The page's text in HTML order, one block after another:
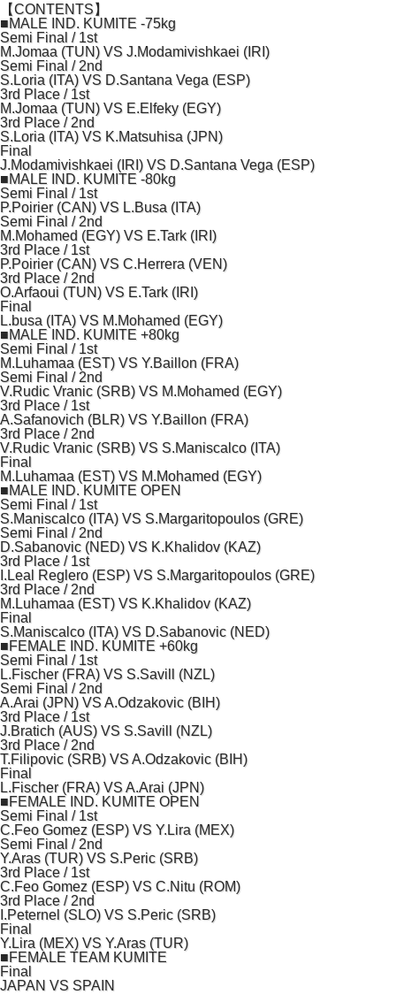
【CONTENTS】
■MALE IND. KUMITE -75kg
Semi Final / 1st
M.Jomaa (TUN) VS J.Modamivishkaei (IRI)
Semi Final / 2nd
S.Loria (ITA) VS D.Santana Vega (ESP)
3rd Place / 1st
M.Jomaa (TUN) VS E.Elfeky (EGY)
3rd Place / 2nd
S.Loria (ITA) VS K.Matsuhisa (JPN)
Final
J.Modamivishkaei (IRI) VS D.Santana Vega (ESP)
■MALE IND. KUMITE -80kg
Semi Final / 1st
P.Poirier (CAN) VS L.Busa (ITA)
Semi Final / 2nd
M.Mohamed (EGY) VS E.Tark (IRI)
3rd Place / 1st
P.Poirier (CAN) VS C.Herrera (VEN)
3rd Place / 2nd
O.Arfaoui (TUN) VS E.Tark (IRI)
Final
L.busa (ITA) VS M.Mohamed (EGY)
■MALE IND. KUMITE +80kg
Semi Final / 1st
M.Luhamaa (EST) VS Y.Baillon (FRA)
Semi Final / 2nd
V.Rudic Vranic (SRB) VS M.Mohamed (EGY)
3rd Place / 1st
A.Safanovich (BLR) VS Y.Baillon (FRA)
3rd Place / 2nd
V.Rudic Vranic (SRB) VS S.Maniscalco (ITA)
Final
M.Luhamaa (EST) VS M.Mohamed (EGY)
■MALE IND. KUMITE OPEN
Semi Final / 1st
S.Maniscalco (ITA) VS S.Margaritopoulos (GRE)
Semi Final / 2nd
D.Sabanovic (NED) VS K.Khalidov (KAZ)
3rd Place / 1st
I.Leal Reglero (ESP) VS S.Margaritopoulos (GRE)
3rd Place / 2nd
M.Luhamaa (EST) VS K.Khalidov (KAZ)
Final
S.Maniscalco (ITA) VS D.Sabanovic (NED)
■FEMALE IND. KUMITE +60kg
Semi Final / 1st
L.Fischer (FRA) VS S.Savill (NZL)
Semi Final / 2nd
A.Arai (JPN) VS A.Odzakovic (BIH)
3rd Place / 1st
J.Bratich (AUS) VS S.Savill (NZL)
3rd Place / 2nd
T.Filipovic (SRB) VS A.Odzakovic (BIH)
Final
L.Fischer (FRA) VS A.Arai (JPN)
■FEMALE IND. KUMITE OPEN
Semi Final / 1st
C.Feo Gomez (ESP) VS Y.Lira (MEX)
Semi Final / 2nd
Y.Aras (TUR) VS S.Peric (SRB)
3rd Place / 1st
C.Feo Gomez (ESP) VS C.Nitu (ROM)
3rd Place / 2nd
I.Peternel (SLO) VS S.Peric (SRB)
Final
Y.Lira (MEX) VS Y.Aras (TUR)
■FEMALE TEAM KUMITE
Final
JAPAN VS SPAIN